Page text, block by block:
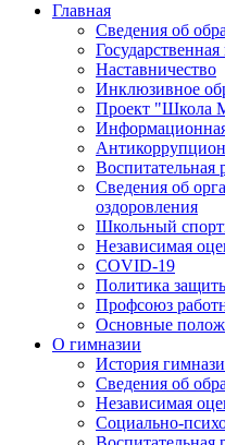
Главная
Сведения об
Государственная
Наставничество
Инклюзивное
Проект "Школа
Воспитательная
Сведения об
оздоровления
Школьный
Независимая
COVID-19
Политика
Профсоюз
Основные
О гимназии
История
Сведения об
Независимая
Социально-